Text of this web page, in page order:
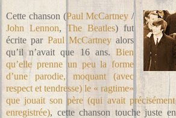
Cette chanson (Paul McCartney /
John Lennon,The Beatles) fut
écrite par Paul McCartneyalors
qu’il n’avait que 16 ans.Bien
qu’elle prenne un peu la forme
d’une parodie, moquant (avec
respect et tendresse) le « ragtime»
que jouait son père (qui avait
enregistrée), cette chanson touche juste